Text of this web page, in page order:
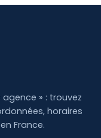
» : trouvez
horaires
France.